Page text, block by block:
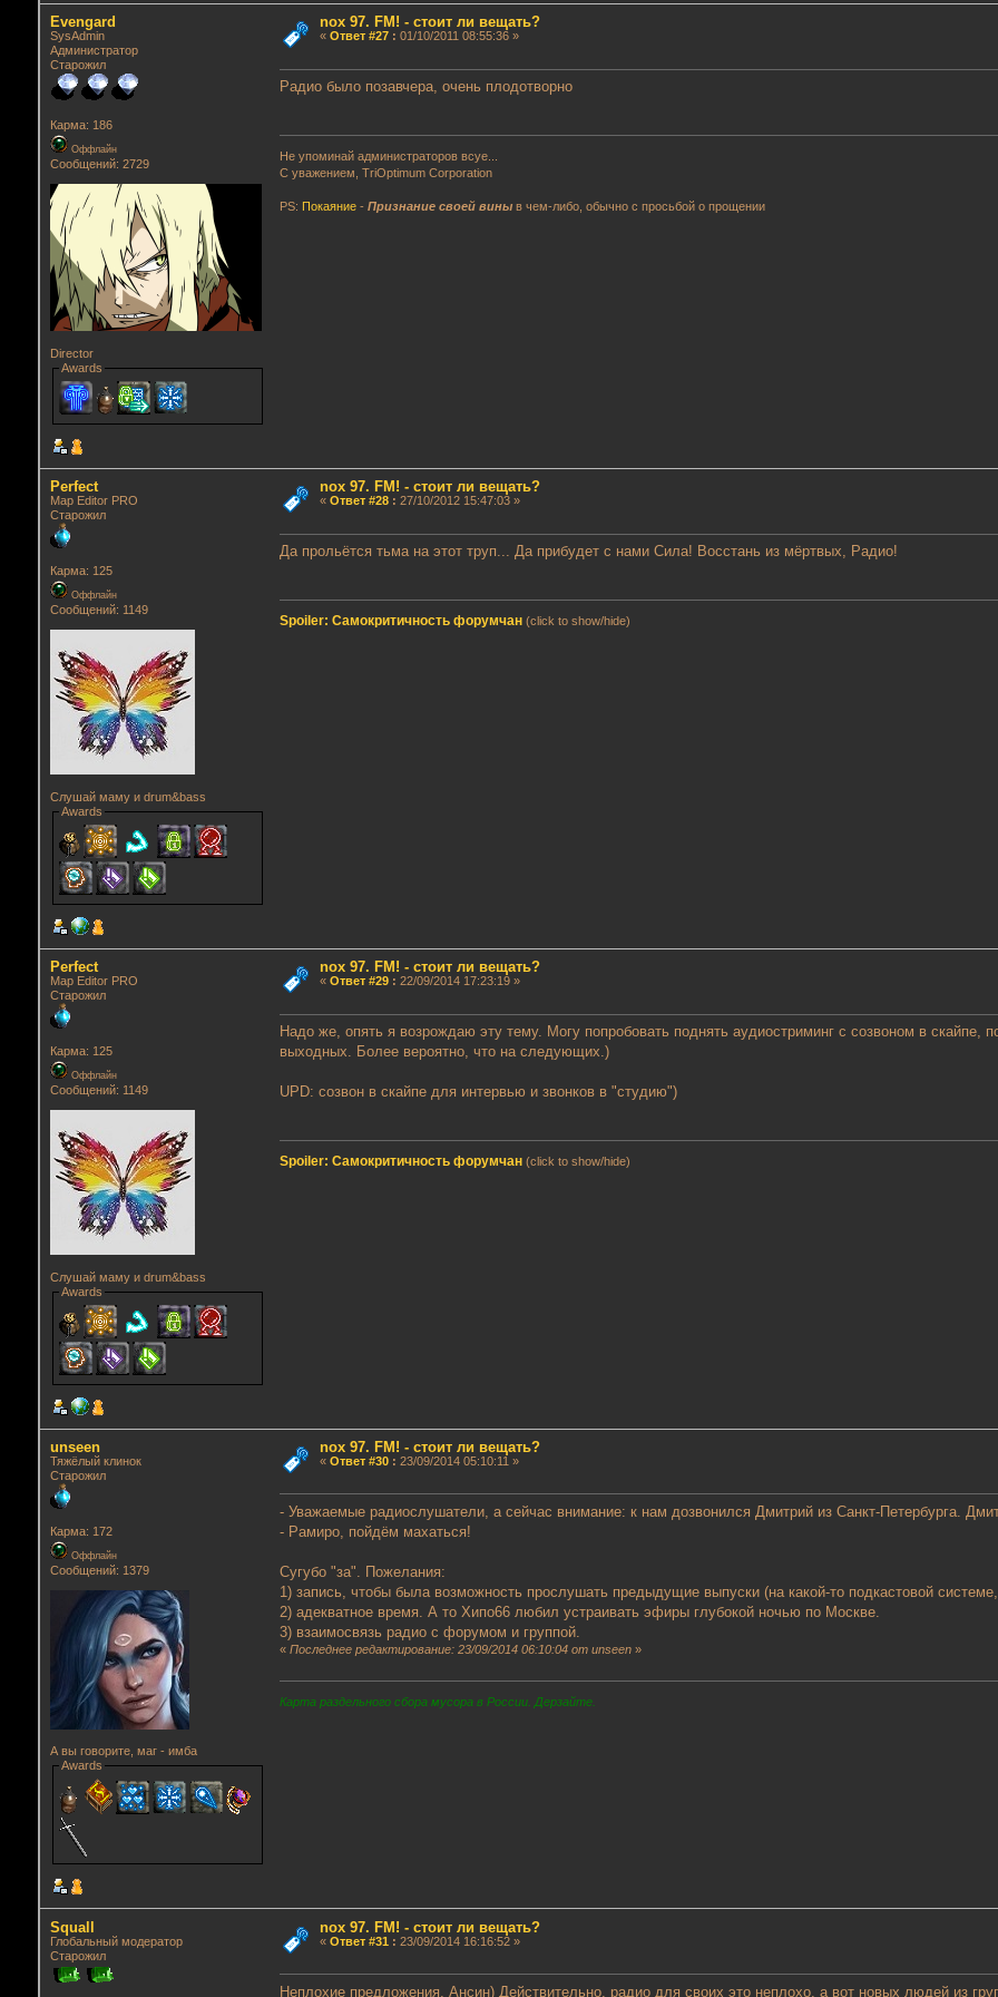
Evengard
SysAdmin
Администратор
Старожил
Карма: 186
Оффлайн
Сообщений: 2729
Director
Awards
nox 97. FM! - стоит ли вещать?
« Ответ #27: 01/10/2011 08:55:36 »
Радио было позавчера, очень плодотворно
Не упоминай администраторов всуе...
С уважением, TriOptimum Corporation
PS: Покаяние -Признание своей вины в чем-либо, обычно с просьбой о прощении
Perfect
Map Editor PRO
Старожил
Карма: 125
Оффлайн
Сообщений: 1149
Слушай маму и drum&bass
Awards
nox 97. FM! - стоит ли вещать?
« Ответ #28: 27/10/2012 15:47:03 »
Да прольётся тьма на этот труп... Да прибудет с нами Сила! Восстань из мёртвых, Радио!
Spoiler: Самокритичность форумчан (click to show/hide)
Perfect
Map Editor PRO
Старожил
Карма: 125
Оффлайн
Сообщений: 1149
Слушай маму и drum&bass
Awards
nox 97. FM! - стоит ли вещать?
« Ответ #29: 22/09/2014 17:23:19 »
Надо же, опять я возрождаю эту тему. Могу попробовать поднять аудиостриминг с созвоном в скайпе,
выходных. Более вероятно, что на следующих.)
UPD: созвон в скайпе для интервью и звонков в "студию")
Spoiler: Самокритичность форумчан (click to show/hide)
unseen
Тяжёлый клинок
Старожил
Карма: 172
Оффлайн
Сообщений: 1379
А вы говорите, маг - имба
Awards
nox 97. FM! - стоит ли вещать?
« Ответ #30: 23/09/2014 05:10:11 »
- Уважаемые радиослушатели, а сейчас внимание: к нам дозвонился Дмитрий из Санкт-Петербурга.
- Рамиро, пойдём махаться!
Сугубо "за". Пожелания:
1) запись, чтобы была возможность прослушать предыдущие выпуски (на какой-то подкастовой
2) адекватное время. А то Хипо66 любил устраивать эфиры глубокой ночью по Москве.
3) взаимосвязь радио с форумом и группой.
«Последнее редактирование: 23/09/2014 06:10:04 от unseen »
Карта раздельного сбора мусора в России. Дерзайте.
Squall
Глобальный модератор
Старожил
nox 97. FM! - стоит ли вещать?
« Ответ #31 : 23/09/2014 16:16:52 »
Неплохие предложения, Ансин) Действительно, радио для своих это неплохо, а вот новых людей из